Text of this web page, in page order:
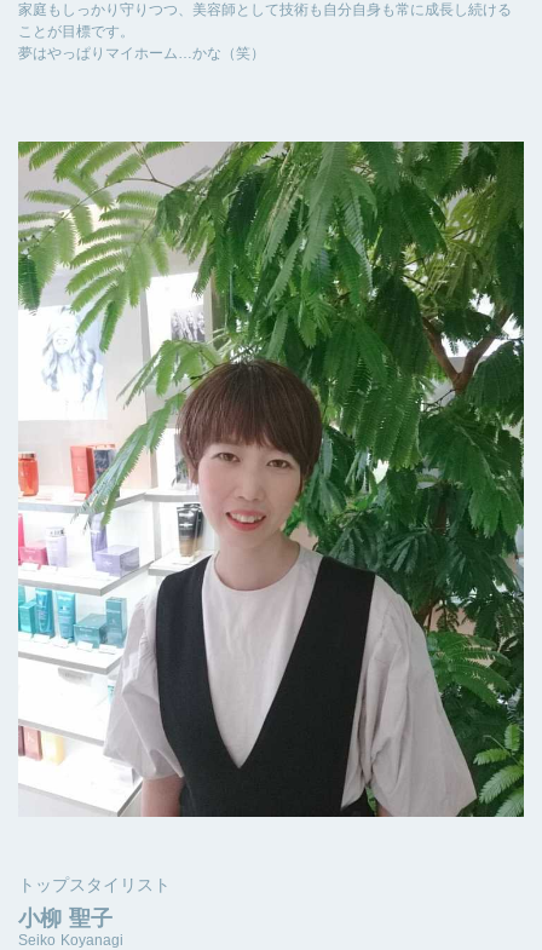
家庭もしっかり守りつつ、美容師として技術も自分自身も常に成長し続ける
ことが目標です。
夢はやっぱりマイホーム…かな（笑）
トップスタイリスト
小柳 聖子
Seiko Koyanagi